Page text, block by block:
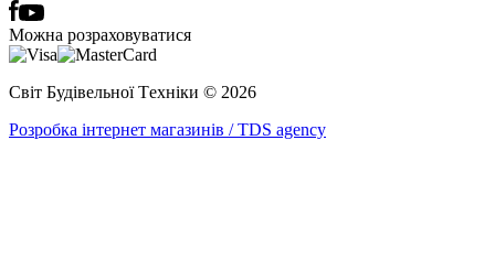
Можна розраховуватися
Світ Будівельної Tехніки © 2026
Розробка інтернет магазинів / TDS agency